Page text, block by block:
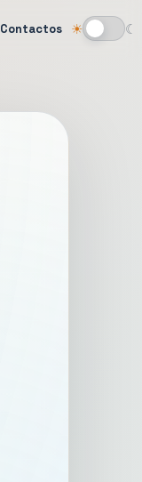
Contactos ☀ ☾
Alternar tema